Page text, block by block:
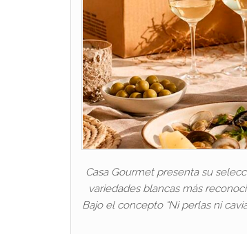
Casa Gourmet presenta su
variedades blancas más
Bajo el concepto “Ni perlas ni